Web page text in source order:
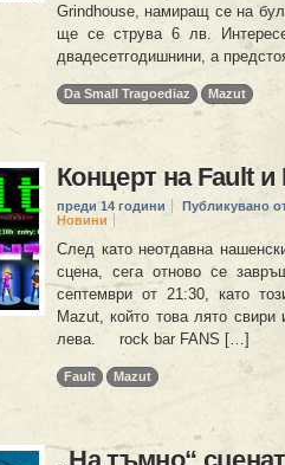
Grindhouse, намиращ се на
ще се струва 6 лв.
двадесетгодишнини, а
Da Small Tragoediaz Mazut
Концерт на Fault и
преди 14 години Публикувано
Новини
След като неотдавна
сцена, сега отново се
септември от 21:30, като
Mazut, който това лято
лева. rock bar FANS […]
Fault Mazut